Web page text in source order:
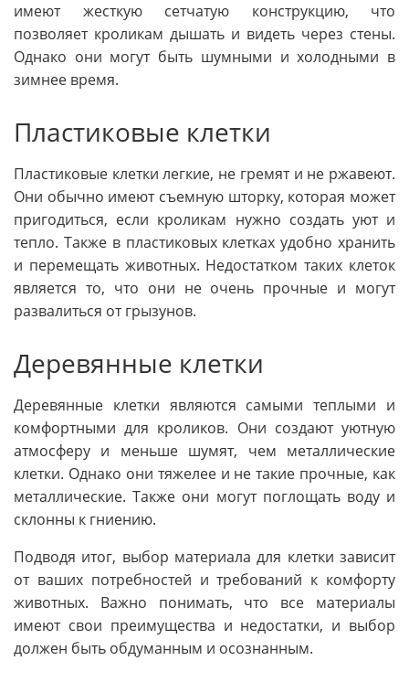
имеют жесткую сетчатую конструкцию, что
позволяет кроликам дышать и видеть через стены.
Однако они могут быть шумными и холодными в
зимнее время.
Пластиковые клетки
Пластиковые клетки легкие, не гремят и не ржавеют.
Они обычно имеют съемную шторку, которая может
пригодиться, если кроликам нужно создать уют и
тепло. Также в пластиковых клетках удобно хранить
и перемещать животных. Недостатком таких клеток
является то, что они не очень прочные и могут
развалиться от грызунов.
Деревянные клетки
Деревянные клетки являются самыми теплыми и
комфортными для кроликов. Они создают уютную
атмосферу и меньше шумят, чем металлические
клетки. Однако они тяжелее и не такие прочные, как
металлические. Также они могут поглощать воду и
склонны к гниению.
Подводя итог, выбор материала для клетки зависит
от ваших потребностей и требований к комфорту
животных. Важно понимать, что все материалы
имеют свои преимущества и недостатки, и выбор
должен быть обдуманным и осознанным.